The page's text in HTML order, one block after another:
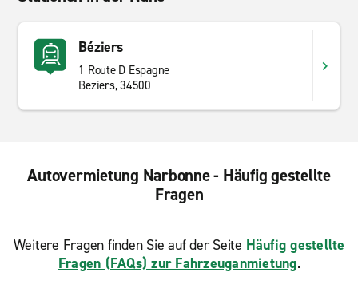
Béziers
1 Route D Espagne
Beziers, 34500
Autovermietung Narbonne - Häufig gestellte
Fragen
Weitere Fragen finden Sie auf der Seite Häufig gestellte
Fragen (FAQs) zur Fahrzeuganmietung.